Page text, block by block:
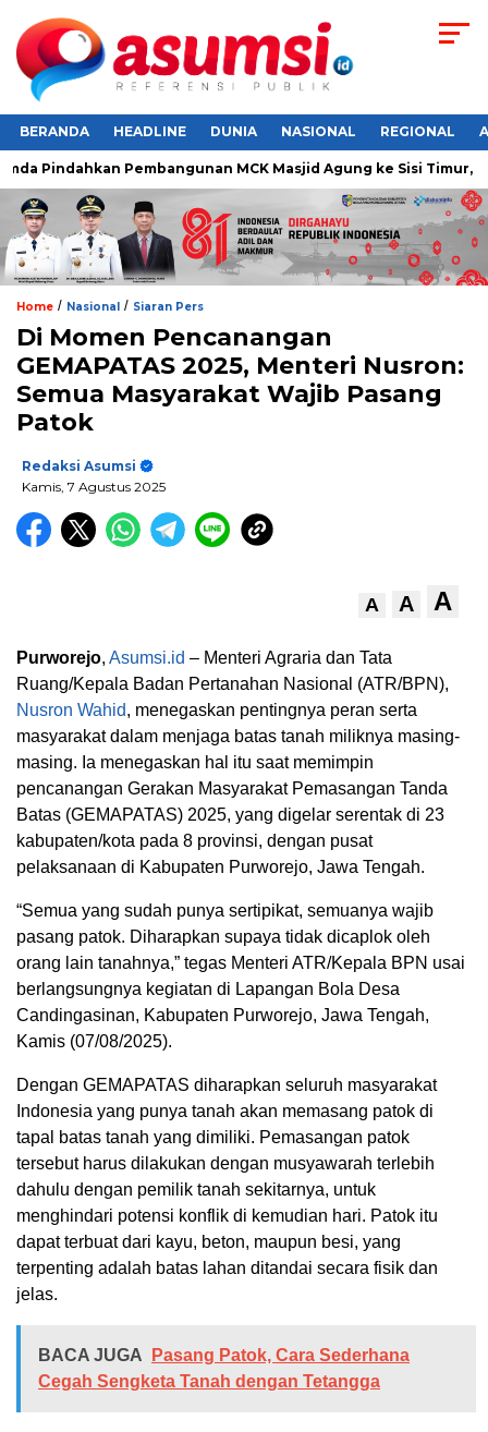
BERANDA HEADLINE DUNIA NASIONAL REGIONAL
Pindahkan Pembangunan MCK Masjid Agung ke Sisi Timur,
Home / Nasional / Siaran Pers
Di Momen Pencanangan
GEMAPATAS 2025, Menteri Nusron:
Semua Masyarakat Wajib Pasang
Patok
Redaksi Asumsi
Kamis, 7 Agustus 2025
A A A
Purworejo, Asumsi.id – Menteri Agraria dan Tata
Ruang/Kepala Badan Pertanahan Nasional (ATR/BPN),
Nusron Wahid, menegaskan pentingnya peran serta
masyarakat dalam menjaga batas tanah miliknya masing-
masing. Ia menegaskan hal itu saat memimpin
pencanangan Gerakan Masyarakat Pemasangan Tanda
Batas (GEMAPATAS) 2025, yang digelar serentak di 23
kabupaten/kota pada 8 provinsi, dengan pusat
pelaksanaan di Kabupaten Purworejo, Jawa Tengah.
“Semua yang sudah punya sertipikat, semuanya wajib
pasang patok. Diharapkan supaya tidak dicaplok oleh
orang lain tanahnya,” tegas Menteri ATR/Kepala BPN usai
berlangsungnya kegiatan di Lapangan Bola Desa
Candingasinan, Kabupaten Purworejo, Jawa Tengah,
Kamis (07/08/2025).
Dengan GEMAPATAS diharapkan seluruh masyarakat
Indonesia yang punya tanah akan memasang patok di
tapal batas tanah yang dimiliki. Pemasangan patok
tersebut harus dilakukan dengan musyawarah terlebih
dahulu dengan pemilik tanah sekitarnya, untuk
menghindari potensi konflik di kemudian hari. Patok itu
dapat terbuat dari kayu, beton, maupun besi, yang
terpenting adalah batas lahan ditandai secara fisik dan
jelas.
BACA JUGA
Pasang Patok, Cara Sederhana
Cegah Sengketa Tanah dengan Tetangga